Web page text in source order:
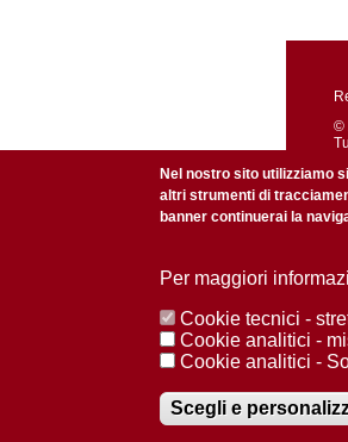
©
Nel nostro sito utilizziamo
altri strumenti di
banner continuerai la
Per maggiori
Cookie tecnici -
Cookie analitici -
Cookie analitici -
Scegli e